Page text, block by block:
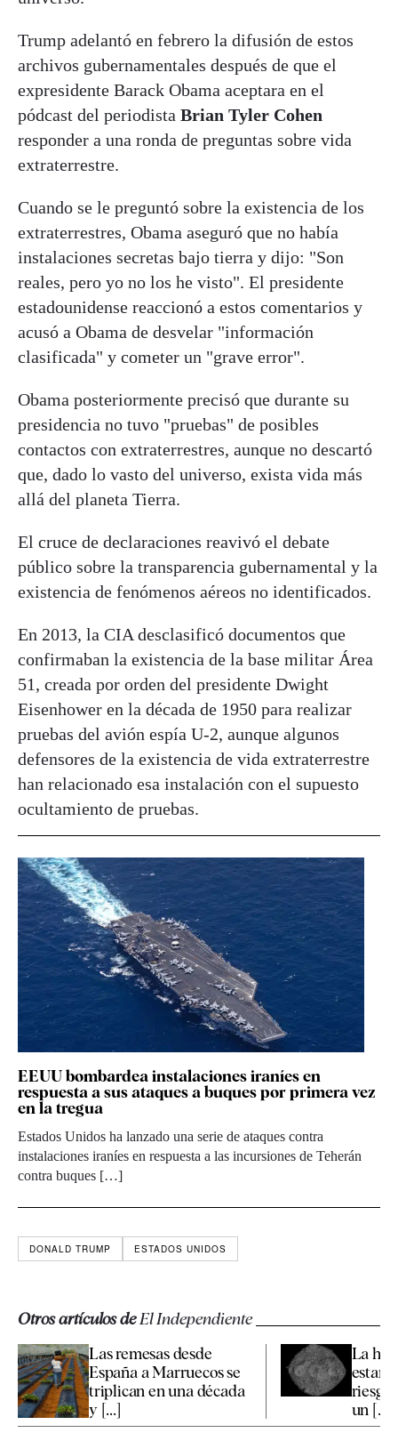
Trump adelantó en febrero la difusión de estos
archivos gubernamentales después de que el
expresidente Barack Obama aceptara en el
pódcast del periodista Brian Tyler Cohen
responder a una ronda de preguntas sobre vida
extraterrestre.
Cuando se le preguntó sobre la existencia de los
extraterrestres, Obama aseguró que no había
instalaciones secretas bajo tierra y dijo: "Son
reales, pero yo no los he visto". El presidente
estadounidense reaccionó a estos comentarios y
acusó a Obama de desvelar "información
clasificada" y cometer un "grave error".
Obama posteriormente precisó que durante su
presidencia no tuvo "pruebas" de posibles
contactos con extraterrestres, aunque no descartó
que, dado lo vasto del universo, exista vida más
allá del planeta Tierra.
El cruce de declaraciones reavivó el debate
público sobre la transparencia gubernamental y la
existencia de fenómenos aéreos no identificados.
En 2013, la CIA desclasificó documentos que
confirmaban la existencia de la base militar Área
51, creada por orden del presidente Dwight
Eisenhower en la década de 1950 para realizar
pruebas del avión espía U-2, aunque algunos
defensores de la existencia de vida extraterrestre
han relacionado esa instalación con el supuesto
ocultamiento de pruebas.
EEUU bombardea instalaciones iraníes en
respuesta a sus ataques a buques por primera vez
en la tregua
Estados Unidos ha lanzado una serie de ataques contra
instalaciones iraníes en respuesta a las incursiones de Teherán
contra buques […]
DONALD TRUMP ESTADOS UNIDOS
Otros artículos deEl Independiente
Las remesas desde
España a Marruecos se
triplican en una década
y [...]
La
estar
un [...]